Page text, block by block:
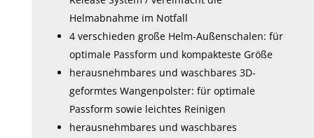
Helmabnahme im Notfall
4 verschieden große Helm-Außenschalen: für
optimale Passform und kompakteste Größe
herausnehmbares und waschbares 3D-
geformtes Wangenpolster: für optimale
Passform sowie leichtes Reinigen
herausnehmbares und waschbares